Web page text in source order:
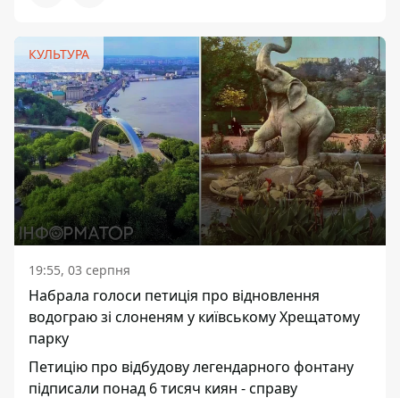
КУЛЬТУРА
19:55, 03 серпня
Набрала голоси петиція про відновлення
водограю зі слоненям у київському Хрещатому
парку
Петицію про відбудову легендарного фонтану
підписали понад 6 тисяч киян - справу